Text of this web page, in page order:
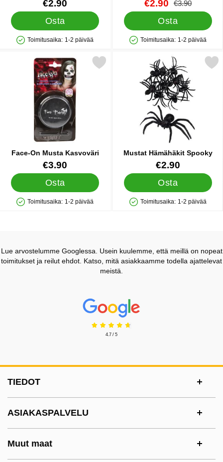
Tuote.nro 38694
€2.90
Osta
Saatavuus: Varastossa
Toimitusaika: 1-2 päivää
Tuote.nro 85057
uusi hinta
€2.90 vanha hinta
€3.90
Osta
Saatavuus: Varastossa
Toimitusaika: 1-2 päivää
Face-On Musta Kasvoväri
Tuote.nro 1167€3.90
Osta
Saatavuus: Varastossa
Toimitusaika: 1-2 päivää
Merkitse face-On Musta Kasvoväri suosikiksi
Mustat Hämähäkit Spooky
Tuote.nro 18991
€2.90
Osta
Saatavuus: Varastossa
Toimitusaika: 1-2 päivää
Merkitse mustat
Lue arvostelumme Googlessa. Usein kuulemme, että meillä on nopeat
toimitukset ja reilut ehdot. Katso, mitä asiakkaamme todella ajattelevat
meistä.
Prisjakt Arvostelu: 4.7 Tähdet
4.7 / 5
TIEDOT
ASIAKASPALVELU
Muut maat